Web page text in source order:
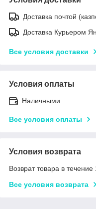
Доставка почтой
Доставка Курьером
Все условия доставки
Условия оплаты
Наличными
Все условия оплаты
Условия возврата
Возврат товара в
Все условия возврата